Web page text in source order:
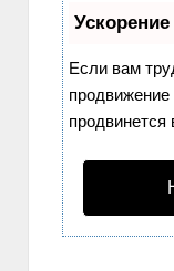
Если вам
продвинется